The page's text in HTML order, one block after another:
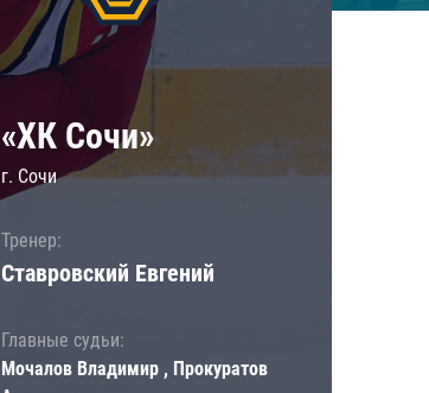
«ХК Сочи»
г. Сочи
Тренер:
Ставровский Евгений
Главные судьи:
Мочалов Владимир , Прокуратов